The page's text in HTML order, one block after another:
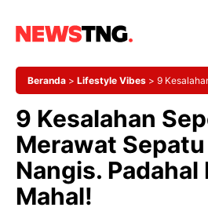
Beranda > Lifestyle Vibes > 9
9 Kesalahan
Merawat
Nangis. Padahal
Mahal!